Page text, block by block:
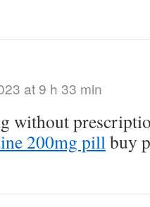
at 9 h 33 min
without
200mg pillbuy